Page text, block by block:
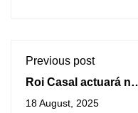
Previous post
Roi Casal actuará na
Guarda traendo
18 August, 2025